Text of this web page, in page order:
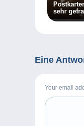
sehr
wen es
Eine
Your email